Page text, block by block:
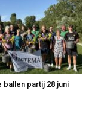
partij 28 juni